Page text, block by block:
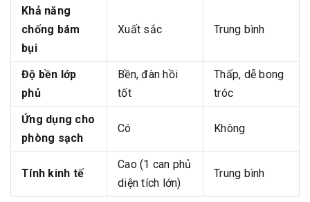
Khả năng
chống bám
bụi
Xuất sắc Trung bình
Độ bền lớp
phủ
Bền, đàn hồi
tốt
Thấp, dễ bong
tróc
Ứng dụng cho
phòng sạch
Có Không
Tính kinh tế
Cao (1 can phủ
diện tích lớn)
Trung bình